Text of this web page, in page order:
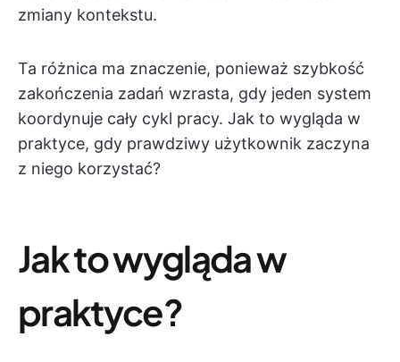
zmiany kontekstu.
Ta różnica ma znaczenie, ponieważ szybkość
zakończenia zadań wzrasta, gdy jeden system
koordynuje cały cykl pracy. Jak to wygląda w
praktyce, gdy prawdziwy użytkownik zaczyna
z niego korzystać?
Jak to wygląda w
praktyce?